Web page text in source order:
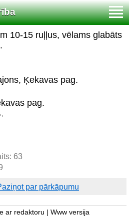
10-15 ruļļus, vēlams glabāts
Ķekavas pag.
pag.
63
par pārkāpumu
ar redaktoru Www versija